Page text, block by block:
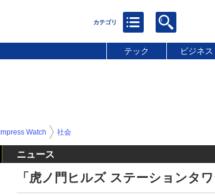
テック ビジネス
Impress Watch 社会
ニュース
「虎ノ門ヒルズ ステーションタ